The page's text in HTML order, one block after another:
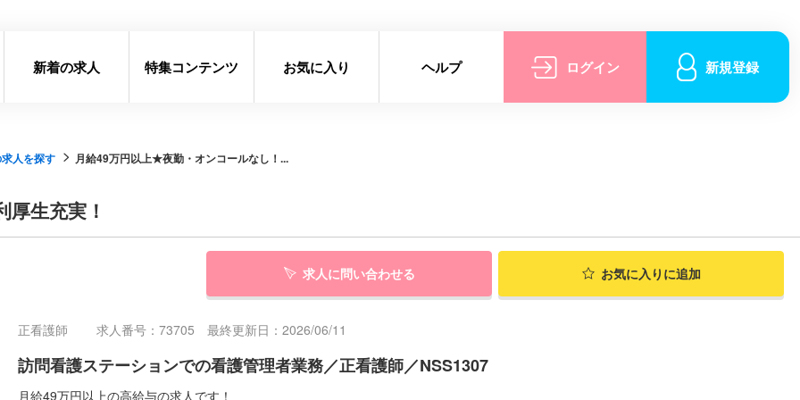
新着の求人 特集コンテンツ お気に入り ヘルプ ログイン 新規登録
人を探す 月給49万円以上★夜勤・オンコールなし！...
生充実！
求人に問い合わせる お気に入りに追加
正看護師 求人番号：73705 最終更新日：2026/06/11
訪問看護ステーションでの看護管理者業務／正看護師／NSS1307
月給49万円以上の高給与の求人です！